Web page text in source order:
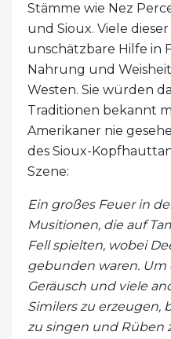
Stämme wie Nez
und Sioux. Viele
unschätzbare Hilfe in
Nahrung und
Westen. Sie würden
Traditionen bekannt
Amerikaner nie
des Sioux-
Szene:
Ein großes Feuer in
Musitionen, die auf
Fell spielten, wobei
gebunden waren. Um
Geräusch und viele
Similers zu erzeugen,
zu singen und Rüben